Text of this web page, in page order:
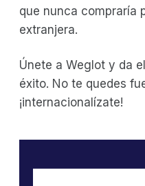
que nunca compraría
extranjera.
Únete a Weglot y da
éxito. No te quedes
¡internacionalízate!